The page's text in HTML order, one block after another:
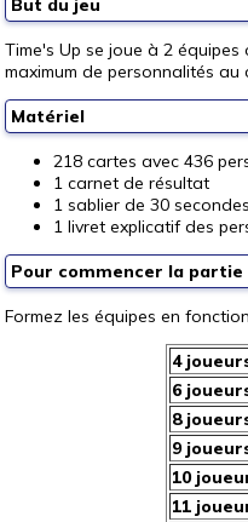
But du jeu
Time's Up se joue à 2
maximum de personnalités au
Matériel
218 cartes avec 436
1 carnet de résultat
1 sablier de 30 secondes
1 livret explicatif des
Pour commencer la partie
Formez les équipes en
4
6
8
9
10
11